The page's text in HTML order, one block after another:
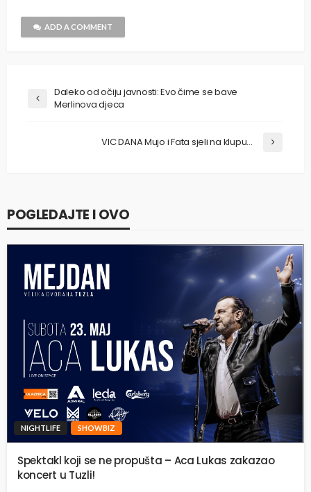
ADD A COMMENT
Daleko od očiju javnosti: Evo čime se bave
Merlinova djeca
VIC DANA Mujo i Fata sjeli na klupu…
POGLEDAJTE I OVO
NIGHTLIFE SHOWBIZ
Spektakl koji se ne propušta – Aca Lukas zakazao
koncert u Tuzli!